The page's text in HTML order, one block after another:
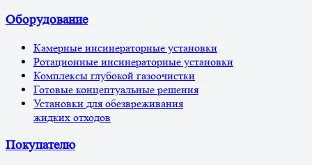
Оборудование
Камерные инсинераторные установки
Ротационные инсинераторные установки
Комплексы глубокой газоочистки
Готовые концептуальные решения
Установки для обезвреживания
жидких отходов
Покупателю